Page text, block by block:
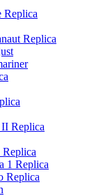
Replica
Replica
Replica
1 Replica
Replica